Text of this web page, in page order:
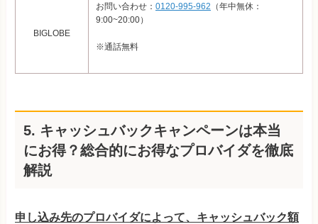
BIGLOBE
お問い合わせ： 0120-995-962 （年中無休：
9:00~20:00）
※通話無料
5. キャッシュバックキャンペーンは本当
にお得？総合的にお得なプロバイダを徹底
解説
申し込み先のプロバイダによって、キャッシュバック額